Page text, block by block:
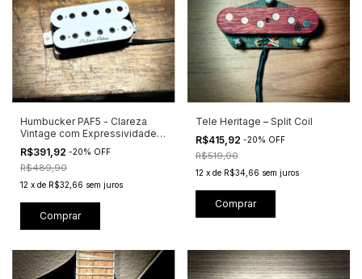
Humbucker PAF5 - Clareza
Vintage com Expressividade
Moderna
R$391,92 -20% OFF
R$489,90
12 x de R$32,66 sem juros
Comprar
Tele Heritage – Split Coil
R$415,92 -20% OFF
R$519,90
12 x de R$34,66 sem juros
Comprar